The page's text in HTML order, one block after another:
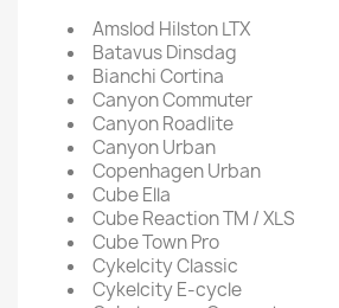
Amslod Hilston LTX
Batavus Dinsdag
Bianchi Cortina
Canyon Commuter
Canyon Roadlite
Canyon Urban
Copenhagen Urban
Cube Ella
Cube Reaction TM / XLS
Cube Town Pro
Cykelcity Classic
Cykelcity E-cycle